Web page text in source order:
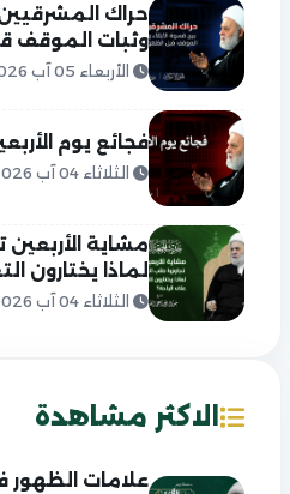
حراك
وثبات الموقف
الأربعاء 05 آب 2026
فجائع يوم
الثلاثاء 04 آب 2026
مشاية الأربعين
لماذا يختارون
الثلاثاء 04 آب 2026
الاكثر مشاهدة
علامات الظهور